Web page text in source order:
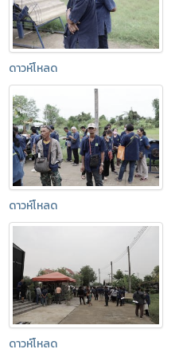
ดาวห์โหลด
ดาวห์โหลด
ดาวห์โหลด